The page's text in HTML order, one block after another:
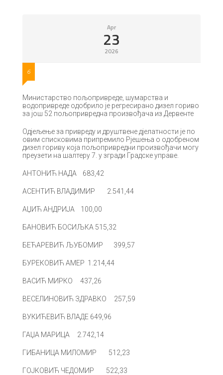
Apr
23
2026
6
Министарство пољопривреде, шумарства и
водопривреде одобрило је регресирано дизел гориво
за још 52 пољопривредна произвођача из Дервенте
Одјељење за привреду и друштвене дјелатности је по
овим списковима припремило Рјешења о одобреном
дизел гориву која пољопривредни произвођачи могу
преузети на шалтеру 7. у згради Градске управе.
АНТОНИЋ НАДА 683,42
АСЕНТИЋ ВЛАДИМИР 2.541,44
АЏИЋ АНДРИЈА 100,00
БАНОВИЋ БОСИЉКА 515,32
БЕЋАРЕВИЋ ЉУБОМИР 399,57
БУРЕКОВИЋ АМЕР 1.214,44
ВАСИЋ МИРКО 437,26
ВЕСЕЛИНОВИЋ ЗДРАВКО 257,59
ВУКИЋЕВИЋ ВЛАДЕ 649,96
ГАЏА МАРИЦА 2.742,14
ГИБАНИЦА МИЛОМИР 512,23
ГОЈКОВИЋ ЧЕДОМИР 522,33